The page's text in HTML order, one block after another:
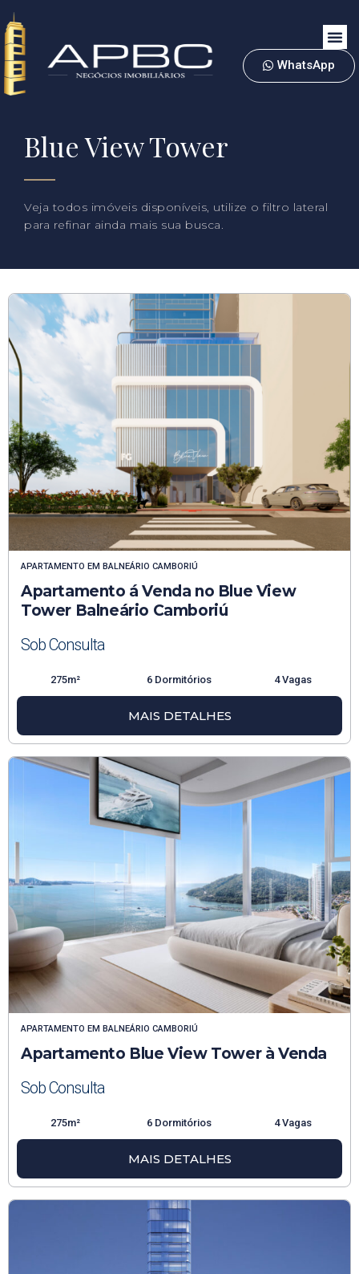
WhatsApp
Blue View Tower
Veja todos imóveis disponíveis, utilize o filtro lateral
para refinar ainda mais sua busca.
APARTAMENTO EM BALNEÁRIO CAMBORIÚ
Apartamento á Venda no Blue View
Tower Balneário Camboriú
Sob Consulta
275m² 6 Dormitórios 4 Vagas
MAIS DETALHES
APARTAMENTO EM BALNEÁRIO CAMBORIÚ
Apartamento Blue View Tower à Venda
Sob Consulta
275m² 6 Dormitórios 4 Vagas
MAIS DETALHES